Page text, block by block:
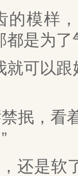
模样，
都是为
可以跟
，看着
还是软